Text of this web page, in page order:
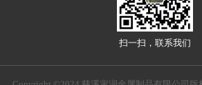
扫一扫，联系我们